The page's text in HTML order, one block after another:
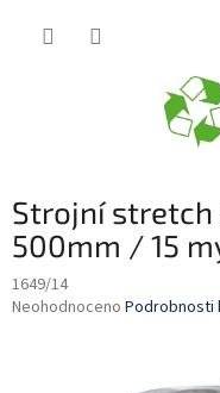
Strojní
500mm / 15
1649/14
Průměrné
Neohodnoceno Podrobnosti